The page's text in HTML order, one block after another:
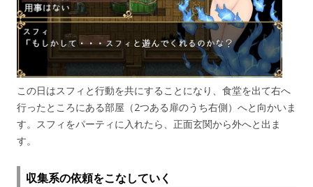
この日はスフィと行動を共にすることになり、食堂を出て右へ
行ったところにある部屋（2つある扉のうち右側）へと向かいま
す。スフィをパーティに入れたら、正面玄関から外へと出ま
す。
収集系の依頼をこなしていく